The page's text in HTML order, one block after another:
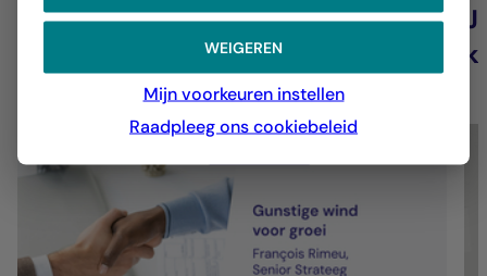
Gunstige wind voor groei
WEIGEREN
Mijn voorkeuren instellen
Raadpleeg ons cookiebeleid